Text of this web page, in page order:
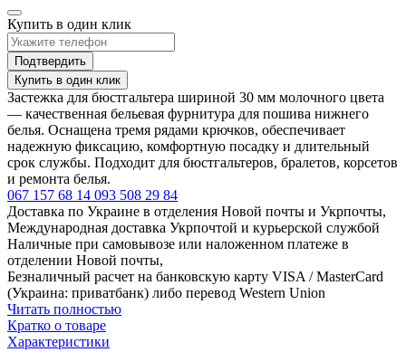
Купить в один клик
Подтвердить
Купить в один клик
Застежка для бюстгальтера шириной 30 мм молочного цвета
— качественная бельевая фурнитура для пошива нижнего
белья. Оснащена тремя рядами крючков, обеспечивает
надежную фиксацию, комфортную посадку и длительный
срок службы. Подходит для бюстгальтеров, бралетов, корсетов
и ремонта белья.
067 157 68 14 093 508 29 84
Доставка по Украине в отделения Новой почты и Укрпочты,
Международная доставка Укрпочтой и курьерской службой
Наличные при самовывозе или наложенном платеже в
отделении Новой почты,
Безналичный расчет на банковскую карту VISA / MasterCard
(Украина: приватбанк) либо перевод Western Union
Читать полностью
Кратко о товаре
Характеристики